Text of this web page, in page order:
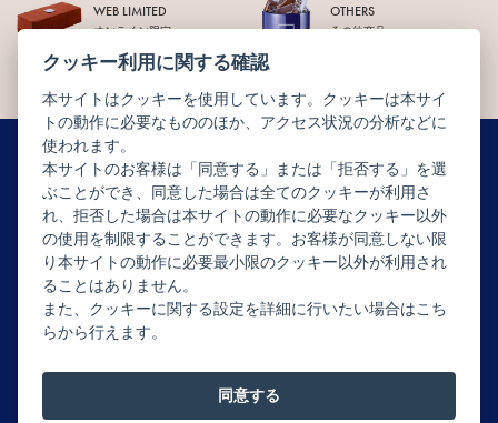
WEB LIMITED
オンライン限定
OTHERS
その他商品
ニュースレター配信登録はこちら
Copyright © JEAN-PAUL HÉVIN JAPON All rights reserved.
クッキー利用に関する確認
本サイトはクッキーを使用しています。クッキーは本サイ
トの動作に必要なもののほか、アクセス状況の分析などに
使われます。
本サイトのお客様は「同意する」または「拒否する」を選
ぶことができ、同意した場合は全てのクッキーが利用さ
れ、拒否した場合は本サイトの動作に必要なクッキー以外
の使用を制限することができます。お客様が同意しない限
り本サイトの動作に必要最小限のクッキー以外が利用され
ることはありません。
また、クッキーに関する設定を詳細に行いたい場合はこち
らから行えます。
同意する